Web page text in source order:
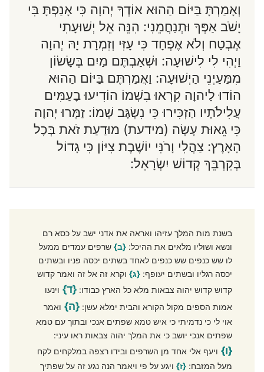
וְאָמַרְתָּ בַּיּוֹם הַהוּא אוֹדְךָ יְהוָה כִּי אָנַפְתָּ בִּי
יָשֹׁב אַפְּךָ וּתְנַחֲמֵנִי: הִנֵּה אֵל יְשׁוּעָתִי
אֶבְטַח וְלֹא אֶפְחָד כִּי עָזִּי וְזִמְרָת יָהּ יְהוָה
וַיְהִי לִי לִישׁוּעָה: וּשְׁאַבְתֶּם מַיִם בְּשָׂשׂוֹן
מִמַּעַיְנֵי הַיְשׁוּעָה: וַאֲמַרְתֶּם בַּיּוֹם הַהוּא
הוֹדוּ לַיהוָה קִרְאוּ בִשְׁמוֹ הוֹדִיעוּ בָעַמִּים
עֲלִילֹתָיו הַזְכִּירוּ כִּי נִשְׂגָּב שְׁמוֹ: זַמְּרוּ יְהוָה
כִּי גֵאוּת עָשָׂה (מידעת) מוּדַעַת זֹאת בְּכָל
הָאָרֶץ: צַהֲלִי וָרֹנִּי יוֹשֶׁבֶת צִיּוֹן כִּי גָדוֹל
בְּקִרְבֵּךְ קְדוֹשׁ יִשְׂרָאֵל:
בשנת מות המלך עזיהו ואראה את אדני ישב על כסא רם
ונשא ושוליו מלאים את ההיכל:{ב} שרפים עמדים ממעל
לו שש כנפים שש כנפים לאחד בשתים יכסה פניו ובשתים
יכסה רגליו ובשתים יעופף:{ג} וקרא זה אל זה ואמר קדוש
קדוש קדוש יהוה צבאות מלא כל הארץ כבודו:{ד} וינעו
אמות הספים מקול הקורא והבית ימלא עשן:{ה} ואמר
אוי לי כי נדמיתי כי איש טמא שפתים אנכי ובתוך עם טמא
שפתים אנכי יושב כי את המלך יהוה צבאות ראו עיני:
{ו} ויעף אלי אחד מן השרפים ובידו רצפה במלקחים לקח
מעל המזבח:{ז} ויגע על פי ויאמר הנה נגע זה על שפתיך